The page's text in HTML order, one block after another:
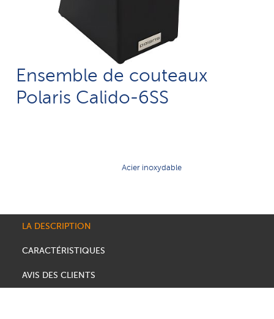
Ensemble de couteaux
Polaris Calido-6SS
Acier inoxydable
LA DESCRIPTION
CARACTÉRISTIQUES
AVIS DES CLIENTS